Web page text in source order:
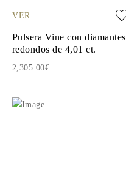
VER
Pulsera Vine con diamantes
redondos de 4,01 ct.
2,305.00€